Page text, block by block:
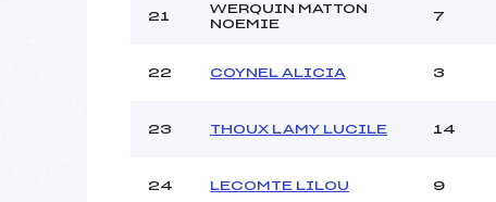
21
WERQUIN MATTON
NOEMIE
7
22 COYNEL ALICIA 3
23 THOUX LAMY LUCILE 14
24 LECOMTE LILOU 9